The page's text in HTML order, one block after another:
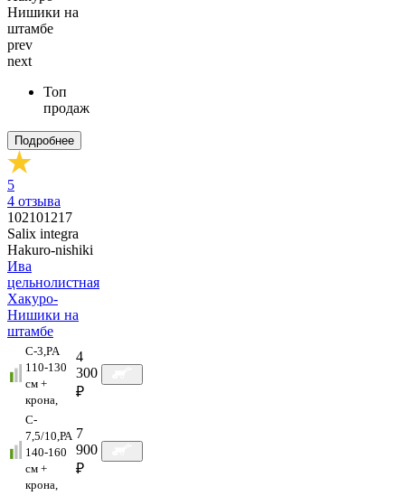
prev
next
Топ
продаж
Подробнее
5
4 отзыва
102101217
Salix integra
Hakuro-nishiki
Ива
цельнолистная
Хакуро-
Нишики на
штамбе
C-3,PA
110-130
см +
крона,
4
300
₽
C-
7,5/10,РА
140-160
см +
крона,
7
900
₽